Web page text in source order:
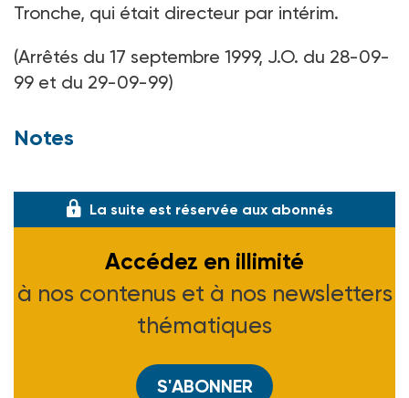
Tronche, qui était directeur par intérim.
(Arrêtés du 17 septembre 1999, J.O. du 28-09-
99 et du 29-09-99)
Notes
La suite est réservée aux abonnés
Accédez en illimité
à nos contenus et à nos newsletters
thématiques
S'ABONNER